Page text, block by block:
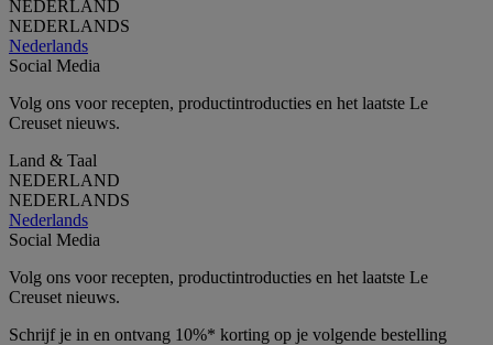
NEDERLAND
NEDERLANDS
Nederlands
Social Media
Volg ons voor recepten, productintroducties en het laatste Le
Creuset nieuws.
Land & Taal
NEDERLAND
NEDERLANDS
Nederlands
Social Media
Volg ons voor recepten, productintroducties en het laatste Le
Creuset nieuws.
Schrijf je in en ontvang 10%* korting op je volgende bestelling